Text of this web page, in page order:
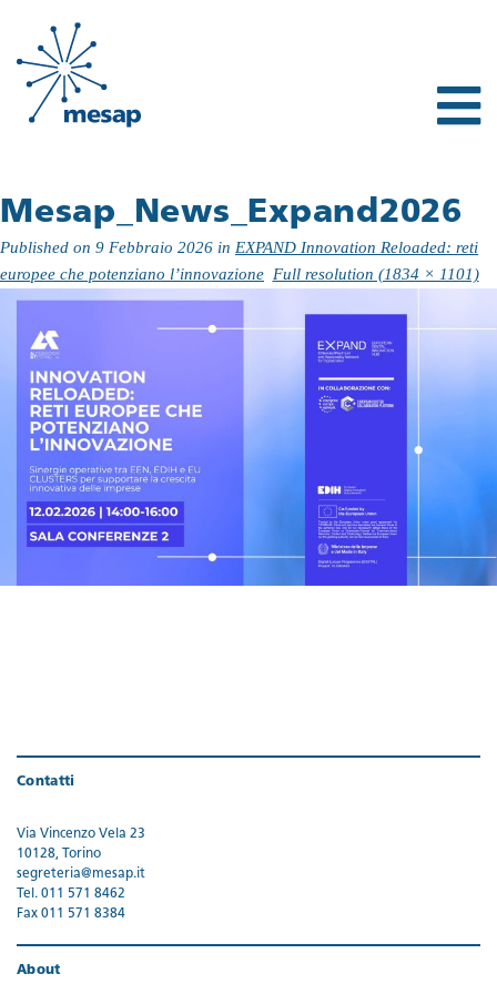
Mesap_News_Expand2026
Published on 9 Febbraio 2026 in EXPAND Innovation Reloaded: reti
europee che potenziano l’innovazione Full resolution (1834 × 1101)
Contatti
Via Vincenzo Vela 23
10128, Torino
segreteria@mesap.it
Tel. 011 571 8462
Fax 011 571 8384
About